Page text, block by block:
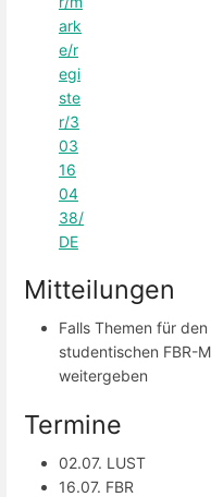
ark
e/r
egi
ste
r/3
03
16
04
38/
DE
Mitteilungen
Falls Themen für
studentischen FBR-
weitergeben
Termine
02.07. LUST
16.07. FBR